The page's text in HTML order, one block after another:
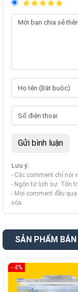
Lưu ý:
- Các comment chỉ nói
- Ngôn từ lịch sự. Tôn
- Mọi comment đều
xóa.
SẢN PHẨM BÁN
- 4%